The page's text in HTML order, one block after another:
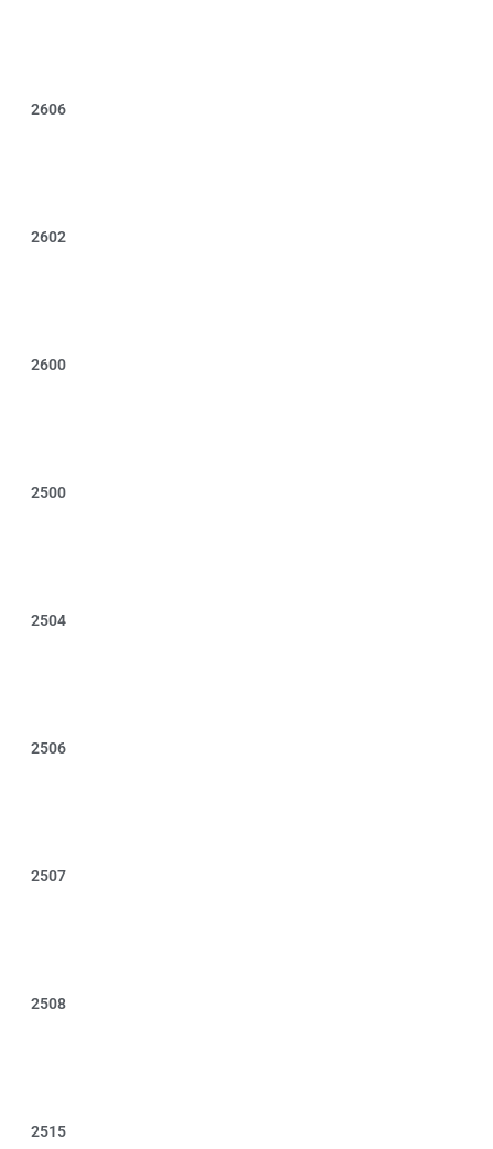
2606
2602
2600
2500
2504
2506
2507
2508
2515